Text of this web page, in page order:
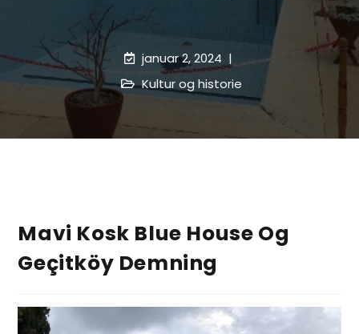
januar 2, 2024
Kultur og historie
Mavi Kosk Blue House Og
Geçitköy Demning